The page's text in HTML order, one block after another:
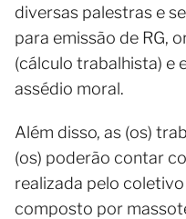
diversas palestras e
para emissão de RG,
(cálculo trabalhista) e
assédio moral.
Além disso, as (os)
(os) poderão contar
realizada pelo
composto por